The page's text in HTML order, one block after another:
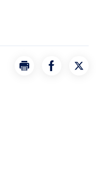
ImprimerPartager la